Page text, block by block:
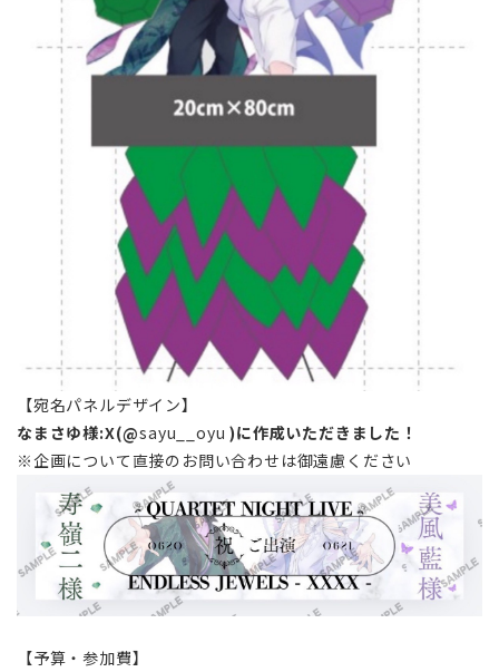
【宛名パネルデザイン】
なまさゆ様:X(@sayu__oyu)に作成いただきました！
※企画について直接のお問い合わせは御遠慮ください
【予算・参加費】